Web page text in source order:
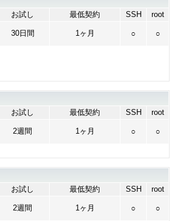
お試し 最低契約 SSH root
30日間 1ヶ月 ○ ○
お試し 最低契約 SSH root
2週間 1ヶ月 ○ ○
お試し 最低契約 SSH root
2週間 1ヶ月 ○ ○